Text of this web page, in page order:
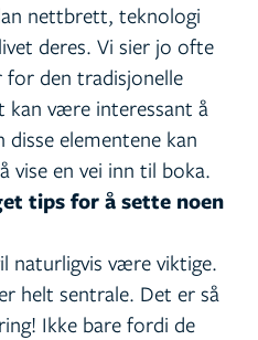
nettbrett, teknologi
deres. Vi sier jo ofte
for den tradisjonelle
kan være interessant å
elementene kan
vise en vei inn til boka.
tips for å sette noen
naturligvis være viktige.
helt sentrale. Det er så
Ikke bare fordi de